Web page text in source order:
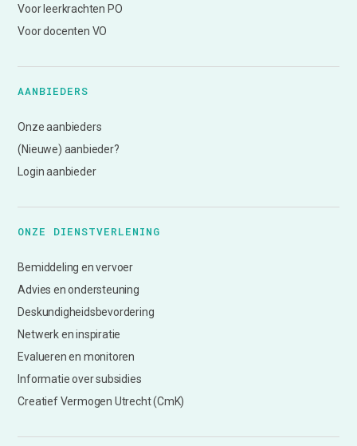
Voor leerkrachten PO
Voor docenten VO
AANBIEDERS
Onze aanbieders
(Nieuwe) aanbieder?
Login aanbieder
ONZE DIENSTVERLENING
Bemiddeling en vervoer
Advies en ondersteuning
Deskundigheidsbevordering
Netwerk en inspiratie
Evalueren en monitoren
Informatie over subsidies
Creatief Vermogen Utrecht (CmK)